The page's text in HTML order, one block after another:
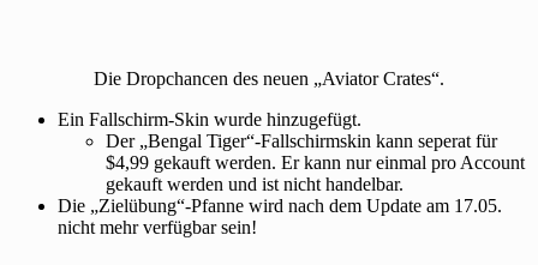
Die Dropchancen des neuen „Aviator Crates“.
Ein Fallschirm-Skin wurde hinzugefügt.
Der „Bengal Tiger“-Fallschirmskin kann seperat für
$4,99 gekauft werden. Er kann nur einmal pro Account
gekauft werden und ist nicht handelbar.
Die „Zielübung“-Pfanne wird nach dem Update am 17.05.
nicht mehr verfügbar sein!